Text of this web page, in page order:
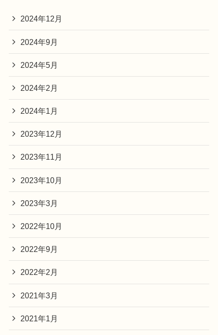
2024年12月
2024年9月
2024年5月
2024年2月
2024年1月
2023年12月
2023年11月
2023年10月
2023年3月
2022年10月
2022年9月
2022年2月
2021年3月
2021年1月